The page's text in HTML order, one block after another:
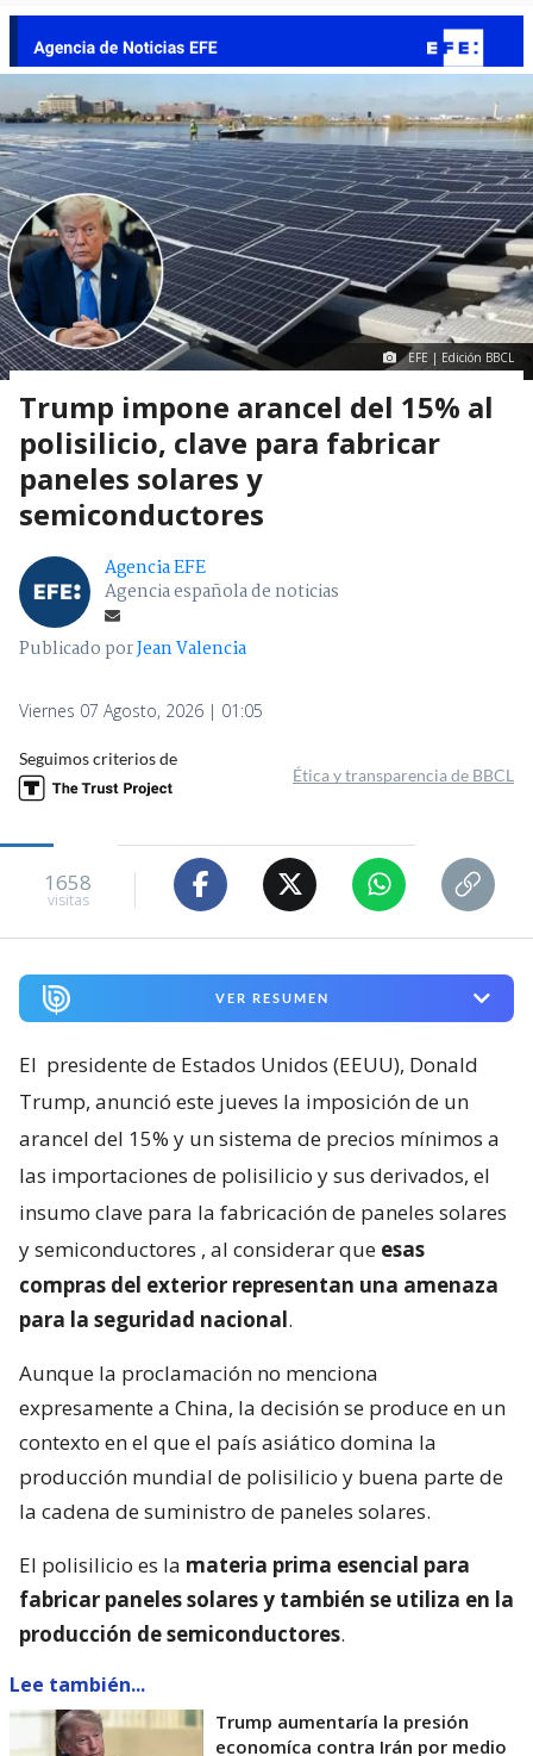
EFE | Edición BBCL
Trump impone arancel del 15% al
polisilicio, clave para fabricar
paneles solares y
semiconductores
Agencia EFE
Agencia española de noticias
Publicado porJean Valencia
Viernes 07 Agosto, 2026 | 01:05
Seguimos criterios de
Ética y transparencia de BBCL
1658
visitas
VER RESUMEN
El presidente de Estados Unidos (EEUU), Donald
Trump, anunció este jueves la imposición de un
arancel del 15% y un sistema de precios mínimos a
las importaciones de polisilicio y sus derivados, el
insumo clave para la fabricación de paneles solares
y semiconductores , al considerar que esas
compras del exterior representan una amenaza
para la seguridad nacional.
Aunque la proclamación no menciona
expresamente a China, la decisión se produce en un
contexto en el que el país asiático domina la
producción mundial de polisilicio y buena parte de
la cadena de suministro de paneles solares.
El polisilicio es la materia prima esencial para
fabricar paneles solares y también se utiliza en la
producción de semiconductores.
Lee también...
Trump aumentaría la presión
economíca contra Irán por medio